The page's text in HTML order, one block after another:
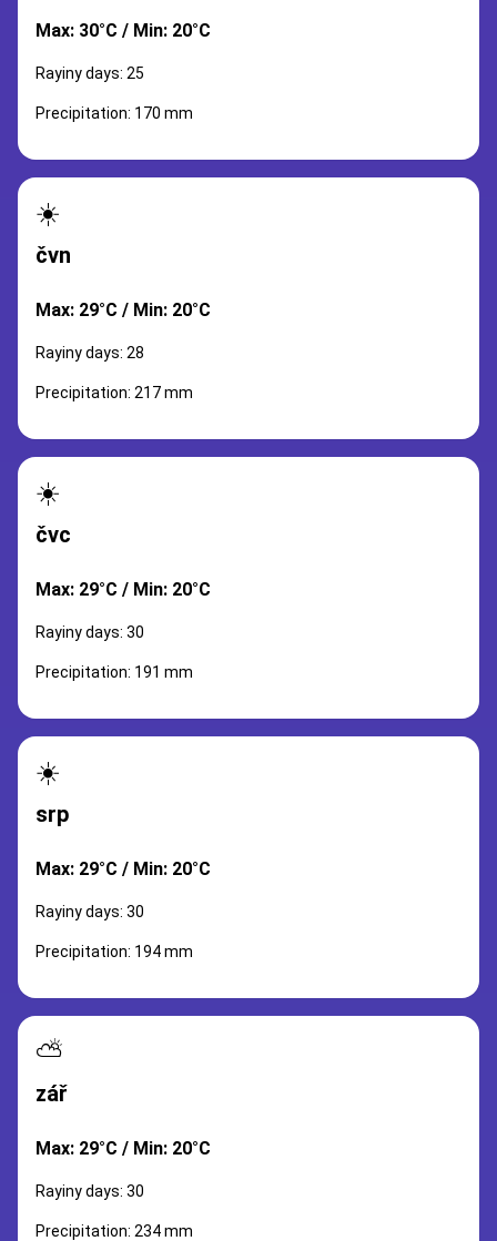
Max: 30°C / Min: 20°C
Rayiny days: 25
Precipitation: 170 mm
☀️
čvn
Max: 29°C / Min: 20°C
Rayiny days: 28
Precipitation: 217 mm
☀️
čvc
Max: 29°C / Min: 20°C
Rayiny days: 30
Precipitation: 191 mm
☀️
srp
Max: 29°C / Min: 20°C
Rayiny days: 30
Precipitation: 194 mm
⛅
zář
Max: 29°C / Min: 20°C
Rayiny days: 30
Precipitation: 234 mm